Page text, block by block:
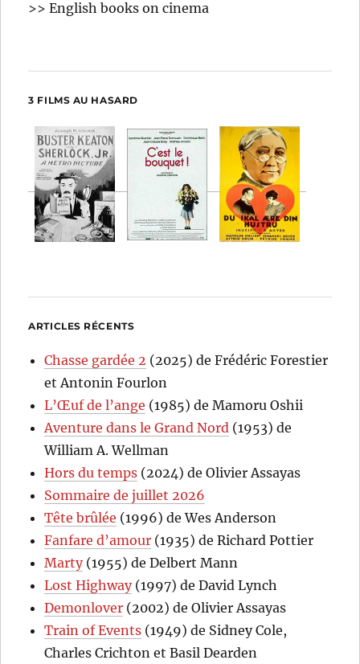
>> English books on cinema
3 FILMS AU HASARD
ARTICLES RÉCENTS
Chasse gardée 2 (2025) de Frédéric Forestier
et Antonin Fourlon
L’Œuf de l’ange (1985) de Mamoru Oshii
Aventure dans le Grand Nord (1953) de
William A. Wellman
Hors du temps (2024) de Olivier Assayas
Sommaire de juillet 2026
Tête brûlée (1996) de Wes Anderson
Fanfare d’amour (1935) de Richard Pottier
Marty(1955) de Delbert Mann
Lost Highway(1997) de David Lynch
Demonlover (2002) de Olivier Assayas
Train of Events (1949) de Sidney Cole,
Charles Crichton et Basil Dearden